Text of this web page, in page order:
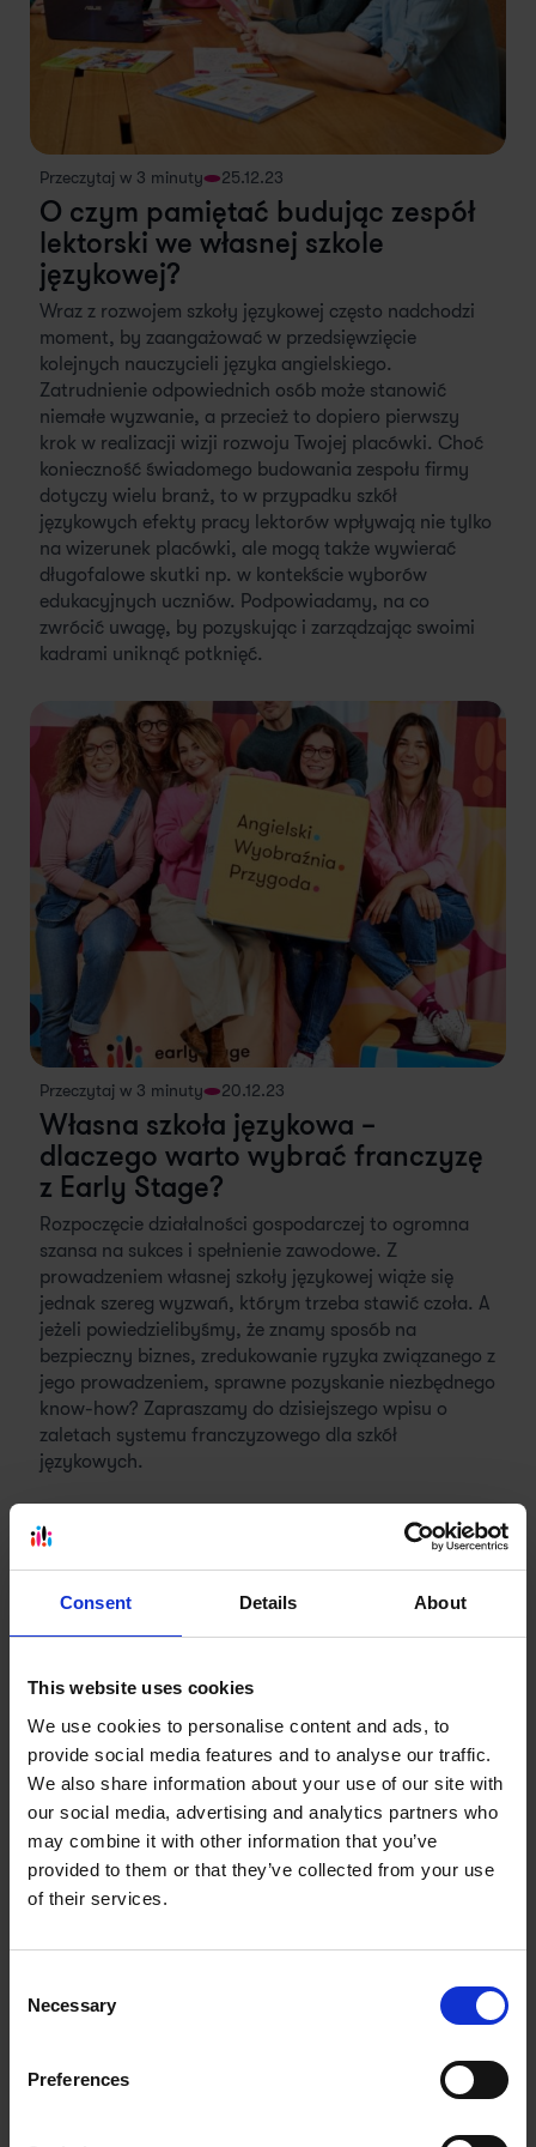
Consent Details About
This website uses cookies
We use cookies to personalise content and ads, to
provide social media features and to analyse our traffic.
We also share information about your use of our site with
our social media, advertising and analytics partners who
may combine it with other information that you’ve
provided to them or that they’ve collected from your use
of their services.
Selection
Necessary
Preferences
Przeczytaj w 3 minuty 25.12.23
O czym pamiętać budując zespół
lektorski we własnej szkole
językowej?
Wraz z rozwojem szkoły językowej często nadchodzi
moment, by zaangażować w przedsięwzięcie
kolejnych nauczycieli języka angielskiego.
Zatrudnienie odpowiednich osób może stanowić
niemałe wyzwanie, a przecież to dopiero pierwszy
krok w realizacji wizji rozwoju Twojej placówki. Choć
konieczność świadomego budowania zespołu firmy
dotyczy wielu branż, to w przypadku szkół
językowych efekty pracy lektorów wpływają nie tylko
na wizerunek placówki, ale mogą także wywierać
długofalowe skutki np. w kontekście wyborów
edukacyjnych uczniów. Podpowiadamy, na co
zwrócić uwagę, by pozyskując i zarządzając swoimi
kadrami uniknąć potknięć.
Przeczytaj w 3 minuty 20.12.23
Własna szkoła językowa –
dlaczego warto wybrać franczyzę
z Early Stage?
Rozpoczęcie działalności gospodarczej to ogromna
szansa na sukces i spełnienie zawodowe. Z
prowadzeniem własnej szkoły językowej wiąże się
jednak szereg wyzwań, którym trzeba stawić czoła. A
jeżeli powiedzielibyśmy, że znamy sposób na
bezpieczny biznes, zredukowanie ryzyka związanego z
jego prowadzeniem, sprawne pozyskanie niezbędnego
know-how? Zapraszamy do dzisiejszego wpisu o
zaletach systemu franczyzowego dla szkół
językowych.
Przeczytaj w 4 minuty
właściciel szkoły językowej?
Pasjonujesz się nauczaniem języka, pragniesz się
rozwijać i tworzyć wymarzone miejsce pracy dla
własnej szkoły językowej. Robisz rozeznanie, jak
załatwić to od strony formalnej i zbierasz pomysły na
docieranie do potencjalnych klientów. A czy masz